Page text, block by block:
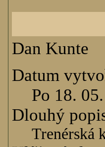
Dan Kunte
Datum
Po 18.
Dlouhý
Trenérská